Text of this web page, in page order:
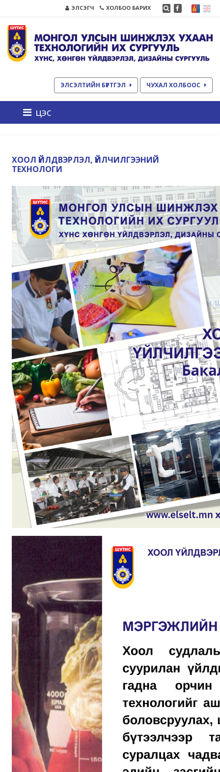
ЭЛСЭГЧ ХОЛБОО БАРИХ
ЭЛСЭЛТИЙН БҮРТГЭЛ ЧУХАЛ ХОЛБООС
цэс
ХООЛ ҮЙЛДВЭРЛЭЛ, ҮЙЛЧИЛГЭЭНИЙ
ТЕХНОЛОГИ